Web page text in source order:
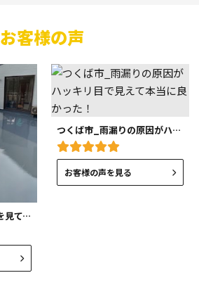
お客様の声
【行方市】過去の記事を見て、依頼させていただきました！
つくば市_雨漏りの原因がハッキリ目で見えて本当に良かった！
お客様の声を見る